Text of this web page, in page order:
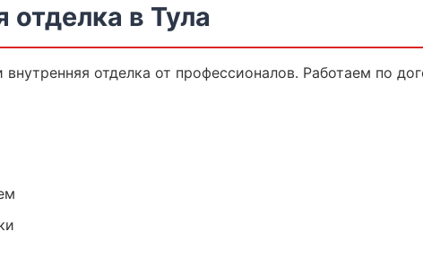
отделка в Тула
внутренняя отделка от профессионалов. Работаем по